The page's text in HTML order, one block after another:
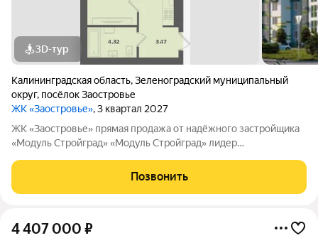
3D-тур
Калининградская область,Зеленоградский муниципальный
округ, посёлок Заостровье
ЖК «Заостровье», 3 квартал 2027
ЖK «Заостровье» прямая продажа от надёжного застройщика
«Мoдуль Стpoйгpaд» «Модуль Стройград» лидер
самых надёжных компаний России (ЕРЗ). Создаём уютные
пространства для тысяч семей. ЖК
Позвонить
4 407 000 ₽